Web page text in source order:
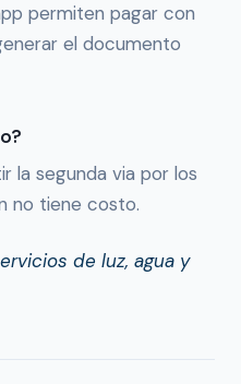
permiten pagar con
el documento
la segunda via por los
no tiene costo.
de luz, agua y